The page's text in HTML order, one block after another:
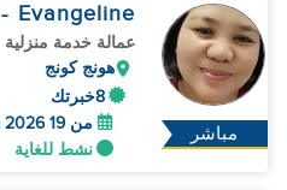
مباشر
Evangeline
- 51
عمالة خدمة منزلية
هونج كونج
8خبرتك
من 19 Aug 2026 | دوام كامل
نشط للغاية